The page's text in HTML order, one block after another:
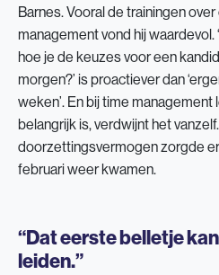
Barnes. Vooral de trainingen
management vond hij waardevol.
hoe je de keuzes voor een
morgen?’ is proactiever dan
weken’. En bij time management
belangrijk is, verdwijnt het
doorzettingsvermogen zorgde
februari weer kwamen.
“Dat eerste belletje
leiden.”